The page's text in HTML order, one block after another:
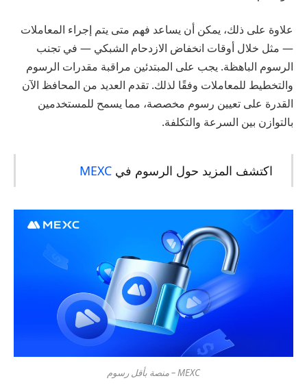
علاوة على ذلك، يمكن أن يساعد فهم متى يتم إجراء المعاملات
— مثل خلال أوقات انخفاض الازدحام الشبكي — في تجنب
الرسوم الباهظة. يجب على المبتدئين مراقبة مقدرات الرسوم
والتخطيط للمعاملات وفقًا لذلك. تقدم العديد من المحافظ الآن
القدرة على تعيين رسوم مخصصة، مما يسمح للمستخدمين
بالتوازن بين السرعة والتكلفة.
اكتشف المزيد حول الرسوم في MEXC
MEXC – منصة بأقل رسوم